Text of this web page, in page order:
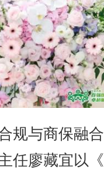
规与商保融
任廖藏宜以